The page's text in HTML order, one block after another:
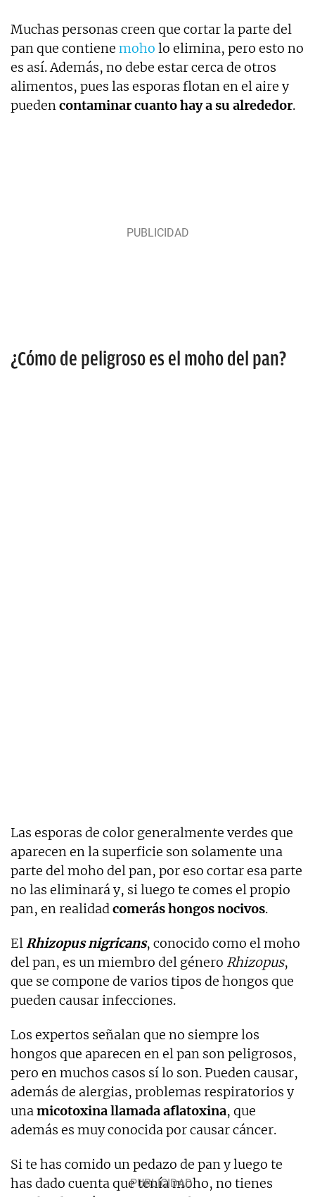
Muchas personas creen que cortar la parte del
pan que contiene moho lo elimina, pero esto no
es así. Además, no debe estar cerca de otros
alimentos, pues las esporas flotan en el aire y
puedencontaminar cuanto hay a su alrededor.
¿Cómo de peligroso es el moho del pan?
Las esporas de color generalmente verdes que
aparecen en la superficie son solamente una
parte del moho del pan, por eso cortar esa parte
no las eliminará y, si luego te comes el propio
pan, en realidadcomerás hongos nocivos.
ElRhizopus nigricans, conocido como el moho
del pan, es un miembro del género Rhizopus,
que se compone de varios tipos de hongos que
pueden causar infecciones.
Los expertos señalan que no siempre los
hongos que aparecen en el pan son peligrosos,
pero en muchos casos sí lo son. Pueden causar,
además de alergias, problemas respiratorios y
unamicotoxina llamada aflatoxina, que
además es muy conocida por causar cáncer.
Si te has comido un pedazo de pan y luego te
has dado cuenta que tenía moho, no tienes